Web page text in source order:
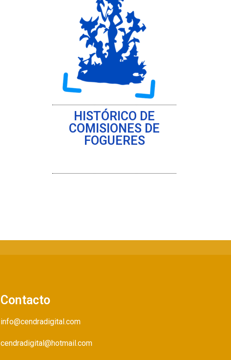
HISTÓRICO DE
COMISIONES DE
FOGUERES
Contacto
info@cendradigital.com
cendradigital@hotmail.com